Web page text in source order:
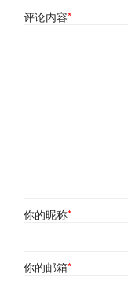
评论内容*
你的昵称*
你的邮箱*